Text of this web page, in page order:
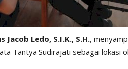
Jacob Ledo, S.I.K., S.H.,
Tantya Sudirajati sebagai lokasi